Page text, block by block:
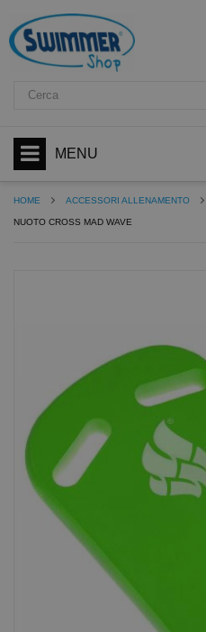
MENU
HOME ACCESSORI ALLENAMENTO
NUOTO CROSS MAD WAVE